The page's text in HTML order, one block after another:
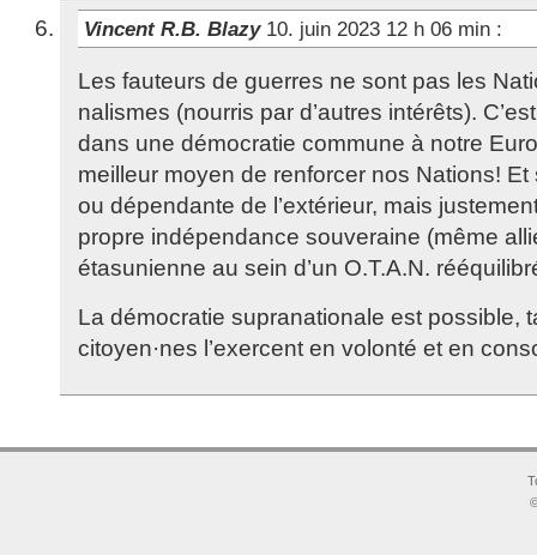
Vincent R.B. Blazy 10. juin 2023 12 h 06 min :
Les fauteurs de guerres ne sont pas les
nalismes (nourris par d’autres intérêts).
dans une démocratie commune à notre
meilleur moyen de renforcer nos Nations!
ou dépendante de l’extérieur, mais
propre indépendance souveraine (même
étasunienne au sein d’un O.T.A.N.
La démocratie supranationale est possible,
citoyen·nes l’exercent en volonté et en